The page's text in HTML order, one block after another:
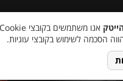
הסכמה לשימוש בקובצי עוגיות.